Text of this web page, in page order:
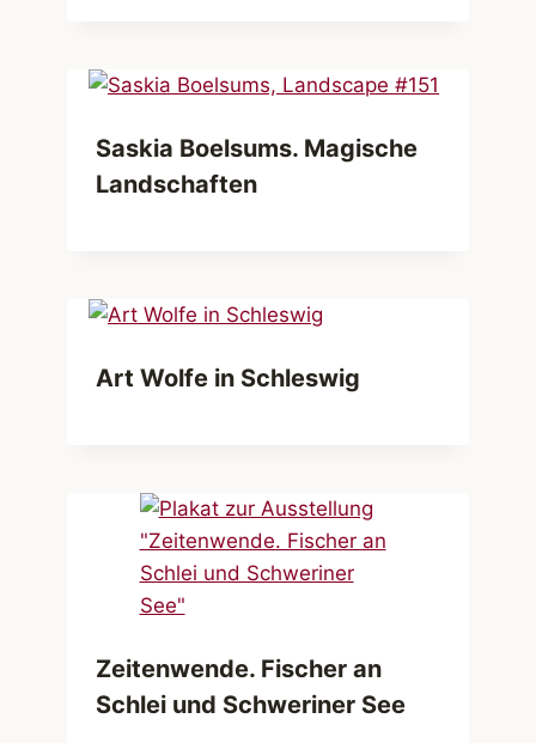
Saskia Boelsums. Magische
Landschaften
Art Wolfe in Schleswig
Zeitenwende. Fischer an
Schlei und Schweriner See